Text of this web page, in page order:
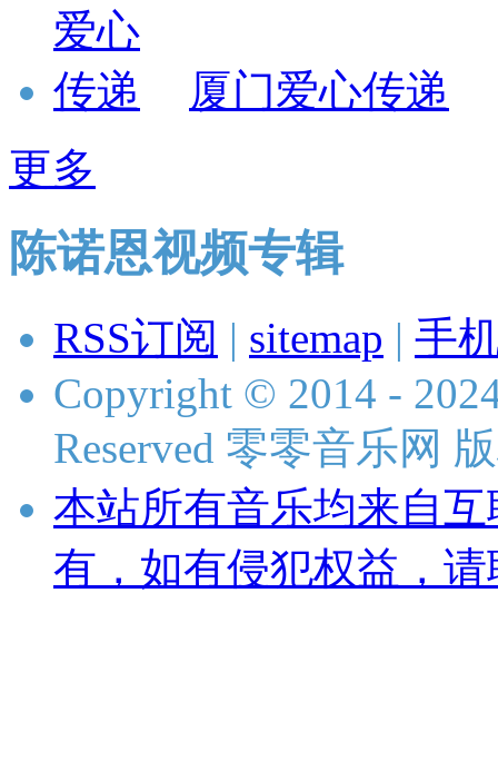
厦门爱心传递
更多
陈诺恩视频专辑
RSS订阅 | sitemap | 手
Copyright © 2014 -
Reserved 零零音乐网
本站所有音乐均来自
有，如有侵犯权益，